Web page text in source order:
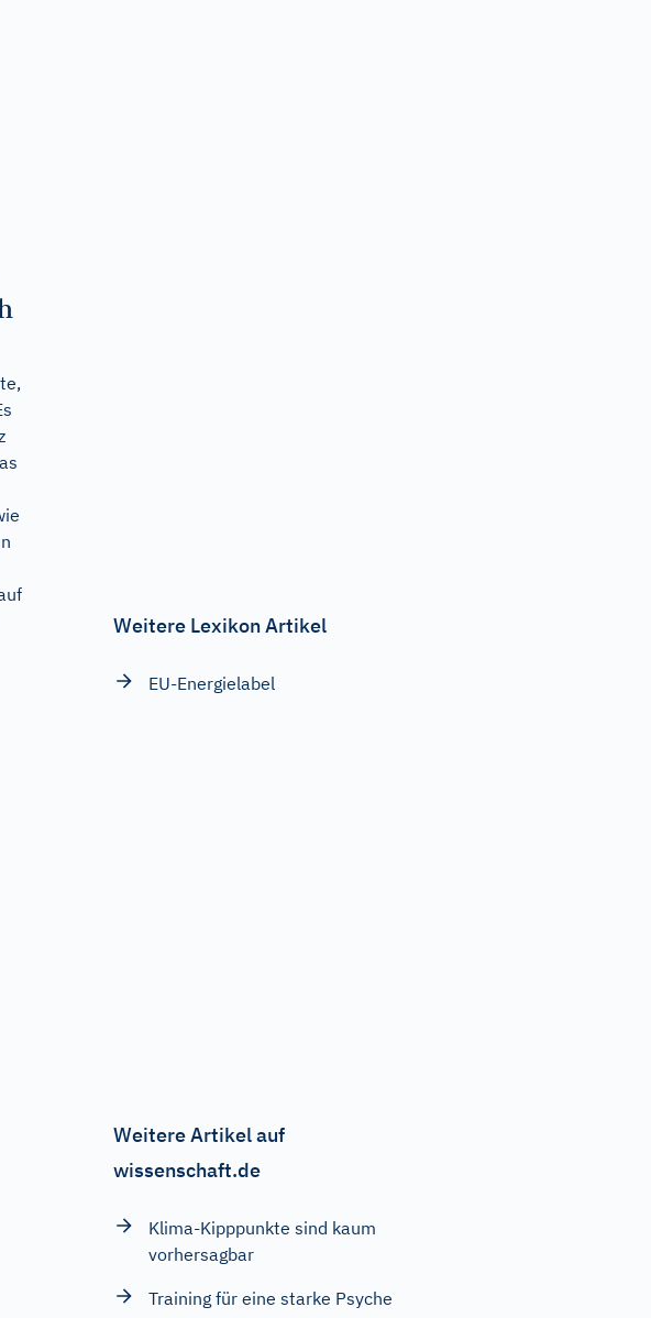
Weitere Lexikon Artikel
EU-Energielabel
Weitere Artikel auf
wissenschaft.de
Klima-Kipppunkte sind kaum
vorhersagbar
Training für eine starke Psyche